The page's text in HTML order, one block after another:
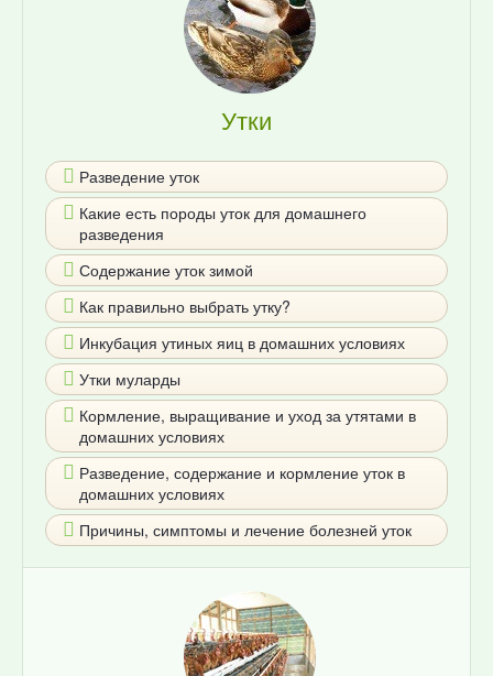
Утки
Разведение уток
Какие есть породы уток для домашнего
разведения
Содержание уток зимой
Как правильно выбрать утку?
Инкубация утиных яиц в домашних условиях
Утки муларды
Кормление, выращивание и уход за утятами в
домашних условиях
Разведение, содержание и кормление уток в
домашних условиях
Причины, симптомы и лечение болезней уток